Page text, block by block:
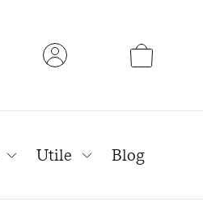
Utile Blog